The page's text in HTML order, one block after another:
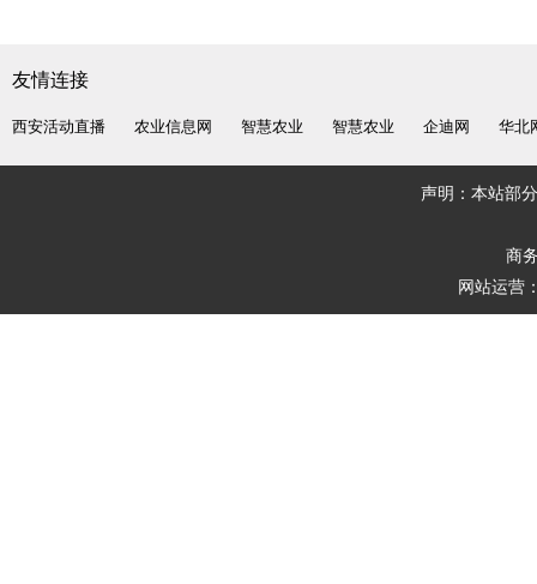
友情连接
西安活动直播 农业信息网 智慧农业 智慧农业 企迪网 华北
声明：本站部
商
网站运营